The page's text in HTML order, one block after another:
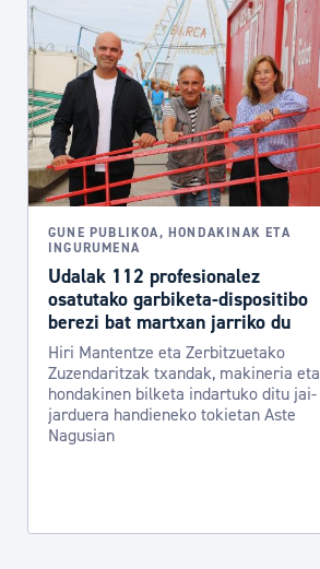
GUNE PUBLIKOA, HONDAKINAK ETA
INGURUMENA
Udalak 112 profesionalez
osatutako garbiketa-dispositibo
berezi bat martxan jarriko du
Hiri Mantentze eta Zerbitzuetako
Zuzendaritzak txandak, makineria eta
hondakinen bilketa indartuko ditu jai-
jarduera handieneko tokietan Aste
Nagusian